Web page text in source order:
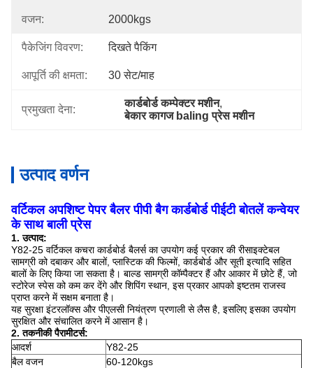
वजन: 2000kgs
पैकेजिंग विवरण: दिखते पैकिंग
आपूर्ति की क्षमता: 30 सेट/माह
प्रमुखता देना:
कार्डबोर्ड कम्पेक्टर मशीन,
बेकार कागज baling प्रेस मशीन
उत्पाद वर्णन
वर्टिकल अपशिष्ट पेपर बैलर पीपी बैग कार्डबोर्ड पीईटी बोतलें कन्वेयर
के साथ बाली प्रेस
1. उत्पाद:
Y82-25 वर्टिकल कचरा कार्डबोर्ड बैलर्स का उपयोग कई प्रकार की रीसाइक्टेबल
सामग्री को दबाकर और बालों, प्लास्टिक की फिल्मों, कार्डबोर्ड और सूती इत्यादि सहित
बालों के लिए किया जा सकता है। बाल्ड सामग्री कॉम्पैक्टर हैं और आकार में छोटे हैं, जो
स्टोरेज स्पेस को कम कर देंगे और शिपिंग स्थान, इस प्रकार आपको इष्टतम राजस्व
प्राप्त करने में सक्षम बनाता है।
यह सुरक्षा इंटरलॉक्स और पीएलसी नियंत्रण प्रणाली से लैस है, इसलिए इसका उपयोग
सुरक्षित और संचालित करने में आसान है।
2. तकनीकी पैरामीटर्स:
आदर्श
Y82-25
बैल वजन
60-120kgs